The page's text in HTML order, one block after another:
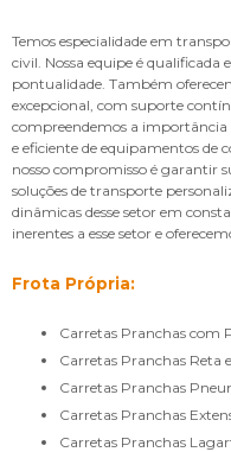
Temos especialidade em
civil. Nossa equipe é qualificada
pontualidade. Também
excepcional, com suporte
compreendemos a
e eficiente de equipamentos de
nosso compromisso é garantir
soluções de transporte
dinâmicas desse setor em
inerentes a esse setor e
Frota Própria:
Carretas Pranchas com
Carretas Pranchas Reta
Carretas Pranchas
Carretas Pranchas
Carretas Pranchas